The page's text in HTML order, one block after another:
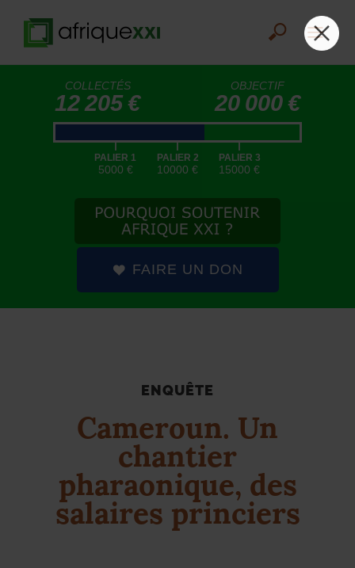
COLLECTÉS
12 205 €
OBJECTIF
20 000 €
|
PALIER 1
5000 €
|
PALIER 2
10000 €
|
PALIER 3
15000 €
FAIRE UN DON
ENQUÊTE
Cameroun. Un
chantier
pharaonique, des
salaires princiers